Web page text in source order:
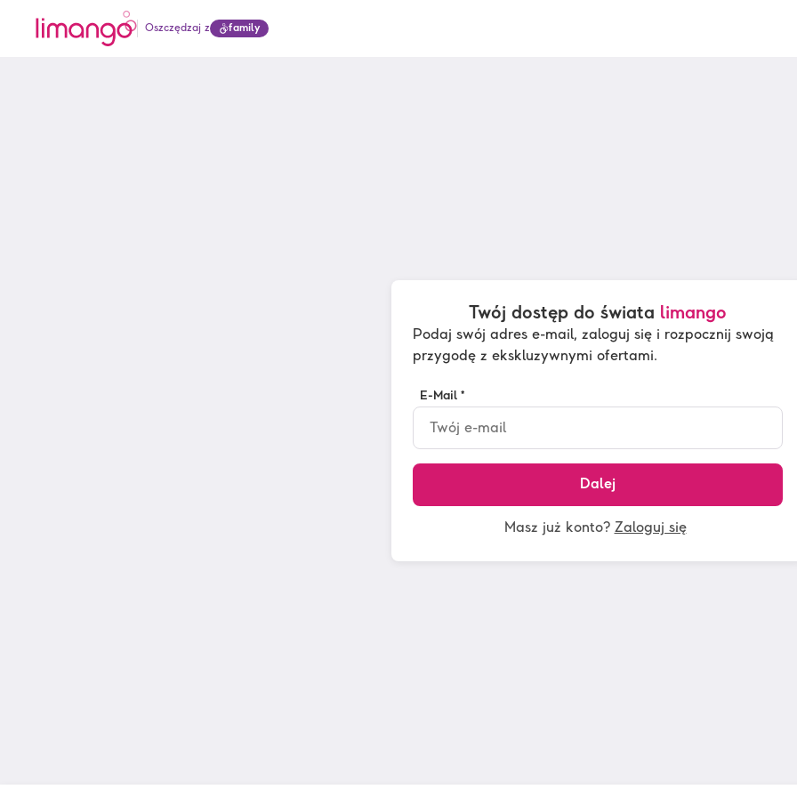
Oszczędzaj z
family
Twój dostęp do świata limango
Podaj swój adres e-mail, zaloguj się i rozpocznij swoją
przygodę z ekskluzywnymi ofertami.
E-Mail *
Dalej
Masz już konto? Zaloguj się